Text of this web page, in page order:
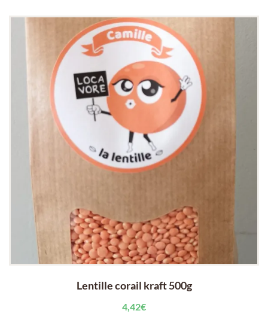
Lentille corail kraft 500g
4,42€